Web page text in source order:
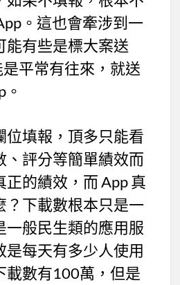
。這也會牽涉到一
能有些是標大案送
平常有往來，就送
位填報，頂多只能看
、評分等簡單績效而
正的績效，而 App 真
？下載數根本只是一
一般民生類的應用服
是每天有多少人使用
載數有100萬，但是